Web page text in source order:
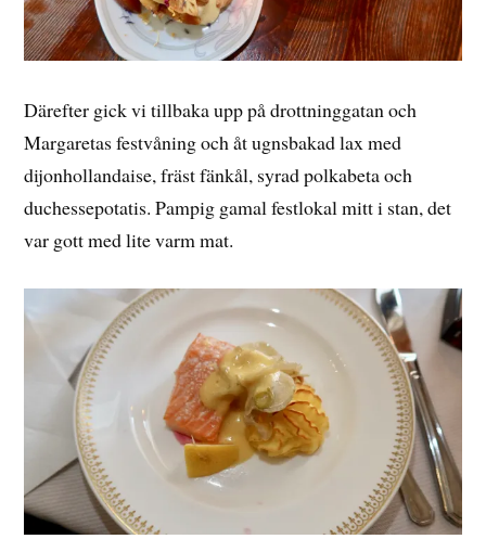
Därefter gick vi tillbaka upp på drottninggatan och
Margaretas festvåning och åt ugnsbakad lax med
dijonhollandaise, fräst fänkål, syrad polkabeta och
duchessepotatis. Pampig gamal festlokal mitt i stan, det
var gott med lite varm mat.